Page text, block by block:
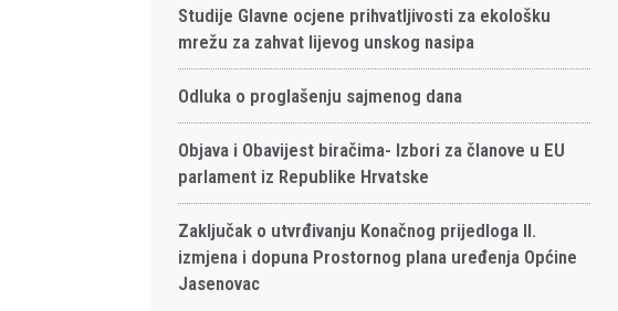
Studije Glavne ocjene prihvatljivosti za ekološku
mrežu za zahvat lijevog unskog nasipa
Odluka o proglašenju sajmenog dana
Objava i Obavijest biračima- Izbori za članove u EU
parlament iz Republike Hrvatske
Zaključak o utvrđivanju Konačnog prijedloga II.
izmjena i dopuna Prostornog plana uređenja Općine
Jasenovac